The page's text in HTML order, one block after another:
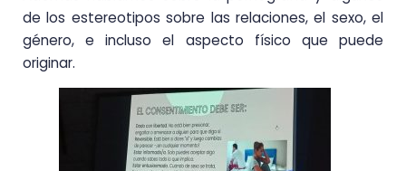
de los estereotipos sobre las relaciones, el sexo, el
género, e incluso el aspecto físico que puede
originar.